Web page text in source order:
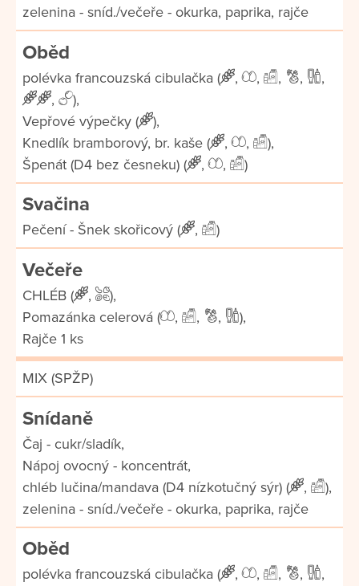
zelenina - sníd./večeře - okurka, paprika, rajče
Oběd
polévka francouzská cibulačka ( , , , ,
,
,
),
Vepřové výpečky (
),
Knedlík bramborový, br. kaše (
, ,
),
Špenát (D4 bez česneku) (
, , )
Svačina
Pečení - Šnek skořicový ( , )
Večeře
CHLÉB ( ,
),
Pomazánka celerová (
, , ,
),
Rajče 1 ks
MIX (SPŽP)
Snídaně
Čaj - cukr/sladík,
Nápoj ovocný - koncentrát,
chléb lučina/mandava (D4 nízkotučný sýr) (
,
),
zelenina - sníd./večeře - okurka, paprika, rajče
Oběd
polévka francouzská cibulačka ( , , , ,
,